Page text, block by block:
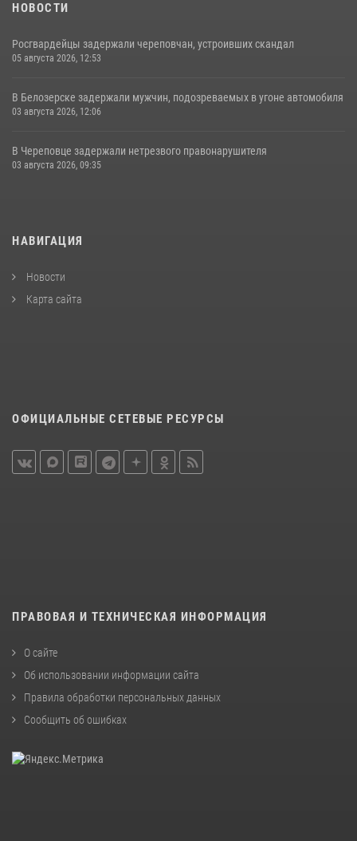
НОВОСТИ
Росгвардейцы задержали череповчан, устроивших скандал
05 августа 2026, 12:53
В Белозерске задержали мужчин, подозреваемых в угоне автомобиля
03 августа 2026, 12:06
В Череповце задержали нетрезвого правонарушителя
03 августа 2026, 09:35
НАВИГАЦИЯ
Новости
Карта сайта
ОФИЦИАЛЬНЫЕ СЕТЕВЫЕ РЕСУРСЫ
ПРАВОВАЯ И ТЕХНИЧЕСКАЯ ИНФОРМАЦИЯ
О сайте
Об использовании информации сайта
Правила обработки персональных данных
Сообщить об ошибках